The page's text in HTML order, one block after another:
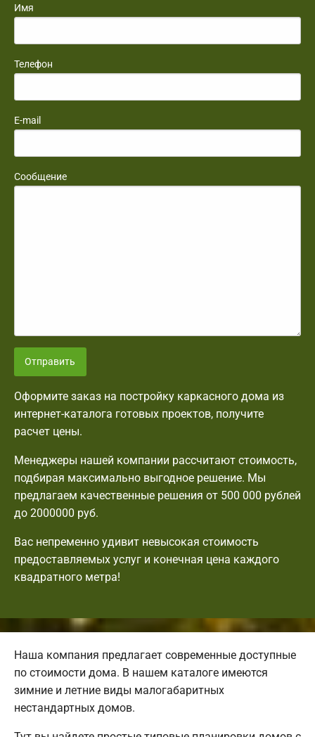
Имя
Телефон
E-mail
Сообщение
Отправить
Оформите заказ на постройку каркасного дома из
интернет-каталога готовых проектов, получите
расчет цены.
Менеджеры нашей компании рассчитают стоимость,
подбирая максимально выгодное решение. Мы
предлагаем качественные решения от 500 000 рублей
до 2000000 руб.
Вас непременно удивит невысокая стоимость
предоставляемых услуг и конечная цена каждого
квадратного метра!
Наша компания предлагает современные доступные
по стоимости дома. В нашем каталоге имеются
зимние и летние виды малогабаритных
нестандартных домов.